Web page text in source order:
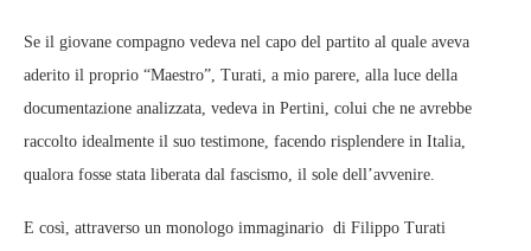
Se il giovane compagno vedeva nel capo del partito al quale aveva
aderito il proprio “Maestro”, Turati, a mio parere, alla luce della
documentazione analizzata, vedeva in Pertini, colui che ne avrebbe
raccolto idealmente il suo testimone, facendo risplendere in Italia,
qualora fosse stata liberata dal fascismo, il sole dell’avvenire.
E così, attraverso un monologo immaginario di Filippo Turati